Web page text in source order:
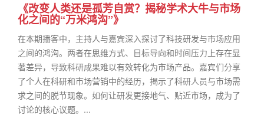
《改变人类还是孤芳自赏？揭秘学术大牛与市场
化之间的“万米鸿沟”》
在本期播客中，主持人与嘉宾深入探讨了科技研发与市场应用
之间的鸿沟。两者在思维方式、目标导向和时间压力上存在显
著差异，导致科研成果难以有效转化为市场产品。嘉宾们分享
了个人在科研和市场营销中的经历，揭示了科研人员与市场需
求之间的脱节现象。如何让研发更接地气、贴近市场，成为了
讨论的核心议题。...